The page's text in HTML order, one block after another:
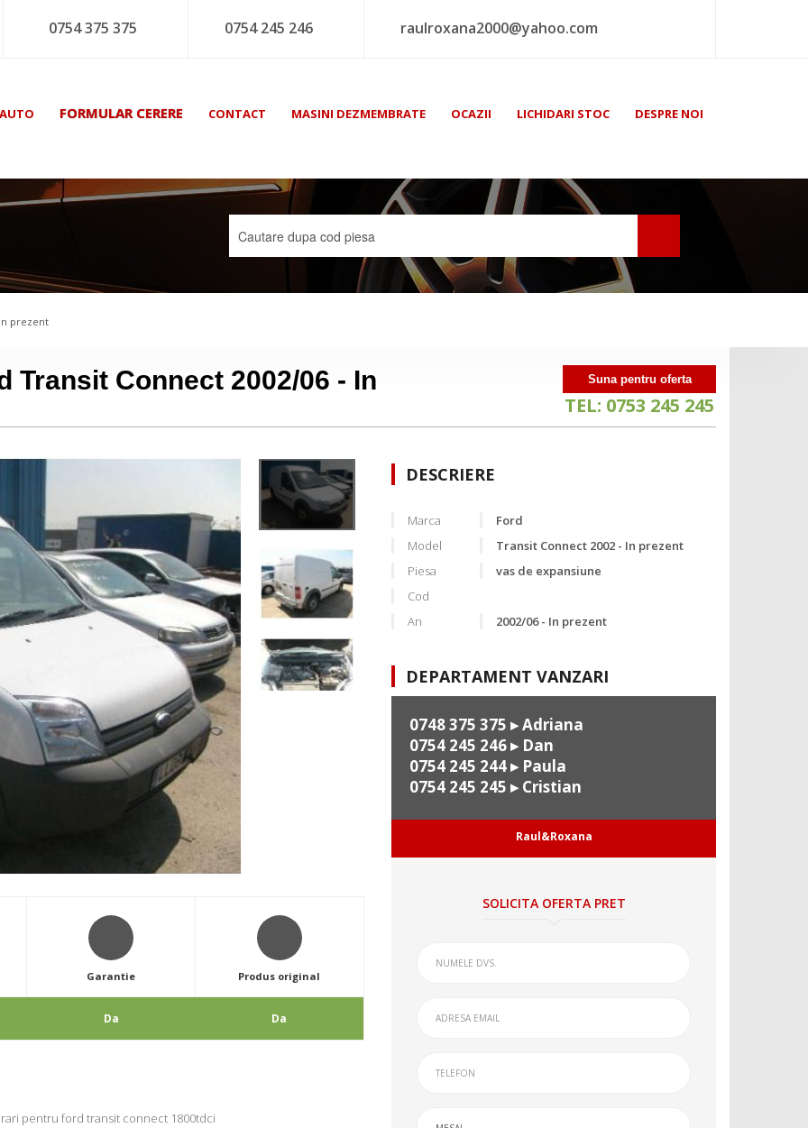
0754 375 375 0754 245 246 raulroxana2000@yahoo.com
FORMULAR CERERE CONTACT MASINI DEZMEMBRATE OCAZII LICHIDARI STOC DESPRE NOI
prezent
Transit Connect 2002/06 - In
Suna pentru oferta
TEL: 0753 245 245
Garantie
Da
Produs original
Da
pentru ford transit connect 1800tdci
DESCRIERE
Marca
Ford
Model
Transit Connect 2002 - In prezent
Piesa
vas de expansiune
Cod
An
2002/06 - In prezent
DEPARTAMENT VANZARI
0748 375 375 ▸ Adriana
0754 245 246▸ Dan
0754 245 244▸ Paula
0754 245 245 ▸ Cristian
Raul&Roxana
SOLICITA OFERTA PRET